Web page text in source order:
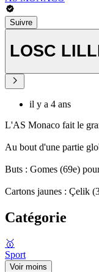
Suivre
LOSC
il y a 4 ans
L'AS Monaco fait le
Au bout d'une partie
Buts : Gomes (69e)
Cartons jaunes : Çelik
Catégorie
🥇
Sport
Voir moins